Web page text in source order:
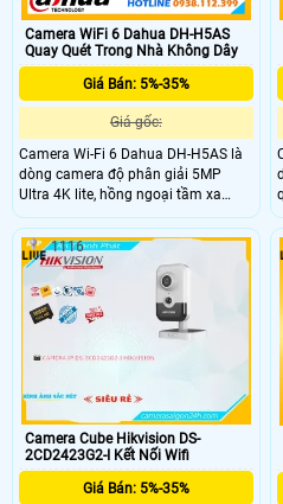
Camera WiFi 6 Dahua DH-H5AS
Quay Quét Trong Nhà Không Dây
Giá Bán: 5%-35%
Giá gốc:
Camera Wi-Fi 6 Dahua DH-H5AS là
dòng camera độ phân giải 5MP
Ultra 4K lite, hồng ngoại tầm xa
20m và led ấm thu hình có màu
10m cùng chế độ chiếu sáng kép
thông minh. Hỗ trợ quay quét 0° đến
355° Công nghệ AI thông minh phát
hiện chuyển động.
Camera Cube Hikvision DS-
2CD2423G2-I Kết Nối Wifi
Giá Bán: 5%-35%
1116